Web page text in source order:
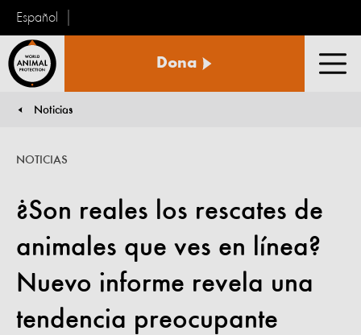
Español
Animal
Dona
Noticias
¿Son reales los rescates de
animales que ves en línea?
Nuevo informe revela una
tendencia preocupante
NOTICIAS